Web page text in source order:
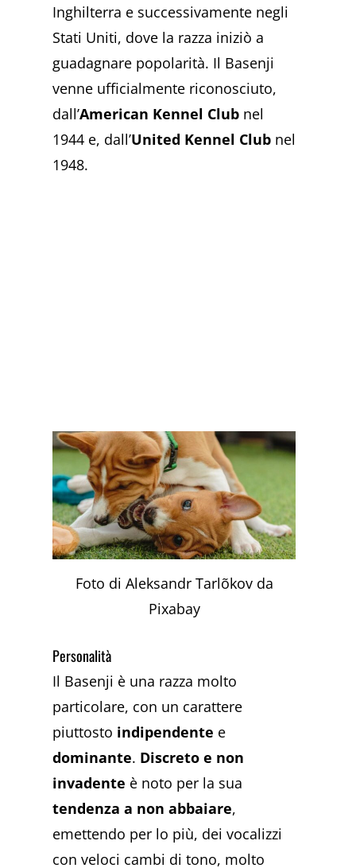
Inghilterra e successivamente negli
Stati Uniti, dove la razza iniziò a
guadagnare popolarità. Il Basenji
venne ufficialmente riconosciuto,
dall’American Kennel Club nel
1944 e, dall’United Kennel Club nel
1948.
Foto di Aleksandr Tarlõkov da
Pixabay
Personalità
Il Basenji è una razza molto
particolare, con un carattere
piuttosto indipendente e
dominante. Discreto e non
invadente è noto per la sua
tendenza a non abbaiare,
emettendo per lo più, dei vocalizzi
con veloci cambi di tono, molto